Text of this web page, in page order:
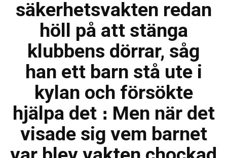
säkerhetsvakten redan
höll på att stänga
klubbens dörrar, såg
han ett barn stå ute i
kylan och försökte
hjälpa det ։ Men när det
visade sig vem barnet